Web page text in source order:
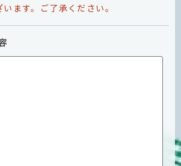
ます。ご了承ください。